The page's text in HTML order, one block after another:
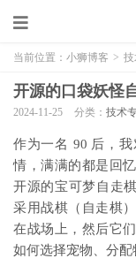
当前位置： 小狮博客 > 技
开源的口袋妖怪
2024-11-25 分类： 技术
作为一名 90 后，
情，满满的都是回
开源的宝可梦自走
采用战棋（自走棋
在战场上，然后它
如何选择宠物、分配